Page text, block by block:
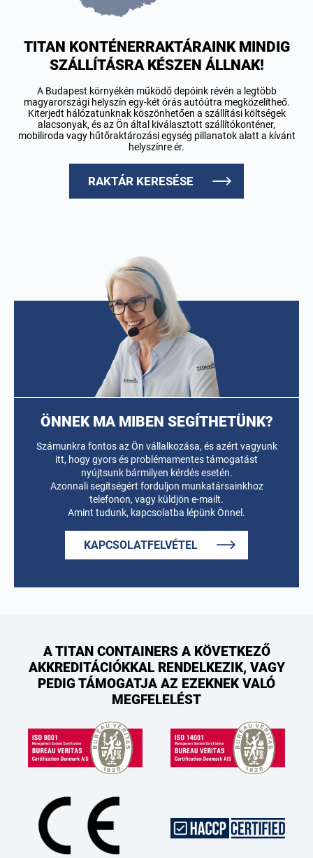
TITAN KONTÉNERRAKTÁRAINK MINDIG
SZÁLLÍTÁSRA KÉSZEN ÁLLNAK!
A Budapest környékén működő depóink révén a legtöbb
magyarországi helyszín egy-két órás autóútra megközelítheő.
Kiterjedt hálózatunknak köszönhetően a szállítási költségek
alacsonyak, és az Ön által kiválasztott szállítókonténer,
mobiliroda vagy hűtőraktározási egység pillanatok alatt a kívánt
helyszínre ér.
RAKTÁR KERESÉSE
ÖNNEK MA MIBEN SEGÍTHETÜNK?
Számunkra fontos az Ön vállalkozása, és azért vagyunk
itt, hogy gyors és problémamentes támogatást
nyújtsunk bármilyen kérdés esetén.
Azonnali segítségért forduljon munkatársainkhoz
telefonon, vagy küldjön e-mailt.
Amint tudunk, kapcsolatba lépünk Önnel.
KAPCSOLATFELVÉTEL
A TITAN CONTAINERS A KÖVETKEZŐ
AKKREDITÁCIÓKKAL RENDELKEZIK, VAGY
PEDIG TÁMOGATJA AZ EZEKNEK VALÓ
MEGFELELÉST